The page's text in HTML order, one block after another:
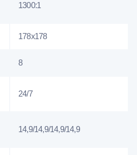
1300:1
178x178
8
24/7
14,9/14,9/14,9/14,9